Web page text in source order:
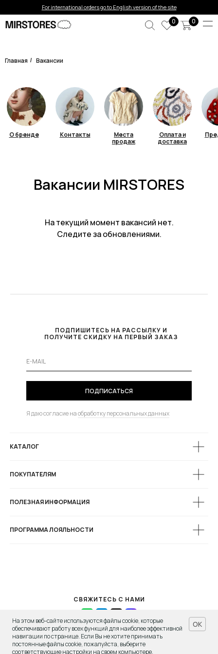
0
0
For international orders go to English version of the site
Главная / Вакансии
Места
продаж
Оплата и
доставка
Контакты
О брендеВакансии MIRSTORES
На текущий момент вакансий нет.
Следите за обновлениями.
На этом веб-сайте используются файлы cookie, которые
обеспечивают работу всех функций для наиболее эффективной
навигации по странице. Если Вы не хотите принимать
постоянные файлы cookie, пожалуйста, выберите
соответствующие настройки на своем компьютере.
OK
ПОДПИШИТЕСЬ НА РАССЫЛКУ И
ПОЛУЧИТЕ СКИДКУ НА ПЕРВЫЙ ЗАКАЗ
ПОДПИСАТЬСЯ
Я даю согласие наобработку персональных данных
КАТАЛОГ
ПОКУПАТЕЛЯМ
ПОЛЕЗНАЯ ИНФОРМАЦИЯ
ПРОГРАММА ЛОЯЛЬНОСТИ
СВЯЖИТЕСЬ С НАМИ
MIRSTORES, 2015-2026